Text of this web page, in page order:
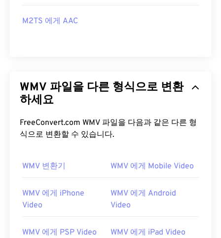
M2TS 에게 AAC
WMV 파일을 다른 형식으로 변환
하세요
FreeConvert.com WMV 파일을 다음과 같은 다른 형
식으로 변환할 수 있습니다.
WMV 변환기 WMV 에게 Mobile Video
WMV 에게 iPhone
Video
WMV 에게 Android
Video
WMV 에게 PSP Video WMV 에게 iPad Video